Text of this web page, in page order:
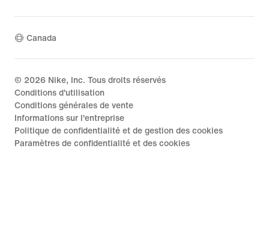
Canada
© 2026 Nike, Inc. Tous droits réservés
Conditions d'utilisation
Conditions générales de vente
Informations sur l'entreprise
Politique de confidentialité et de gestion des cookies
Paramètres de confidentialité et des cookies